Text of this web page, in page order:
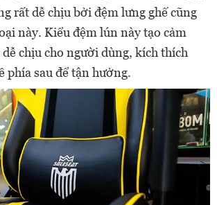
rất dễ chịu bởi đệm lưng ghế cũng
này. Kiểu đệm lún này tạo cảm
chịu cho người dùng, kích thích
phía sau để tận hưởng.